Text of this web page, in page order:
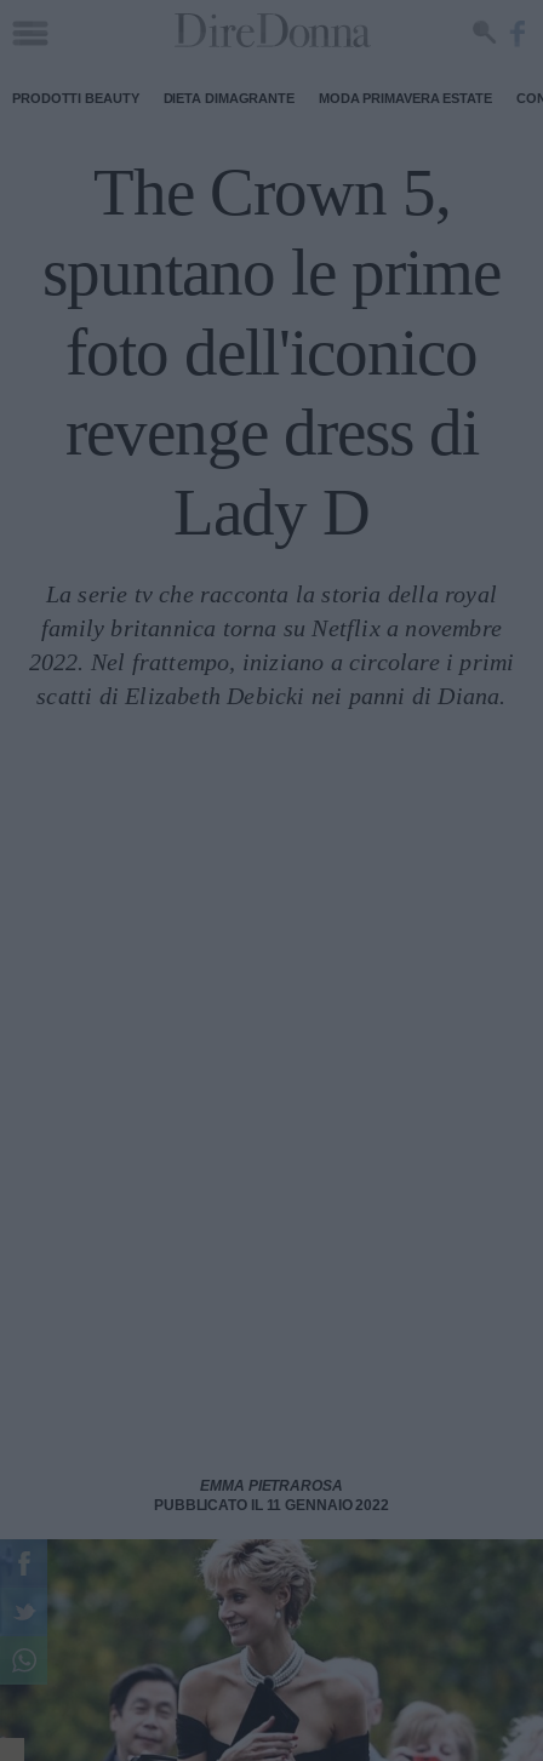
PRODOTTI BEAUTY DIETA DIMAGRANTE MODA PRIMAVERA ESTATE
The Crown 5,
spuntano le prime
foto dell'iconico
revenge dress di
Lady D
La serie tv che racconta la storia della royal
family britannica torna su Netflix a novembre
2022. Nel frattempo, iniziano a circolare i primi
scatti di Elizabeth Debicki nei panni di Diana.
EMMA PIETRAROSA
PUBBLICATO IL 11 GENNAIO 2022